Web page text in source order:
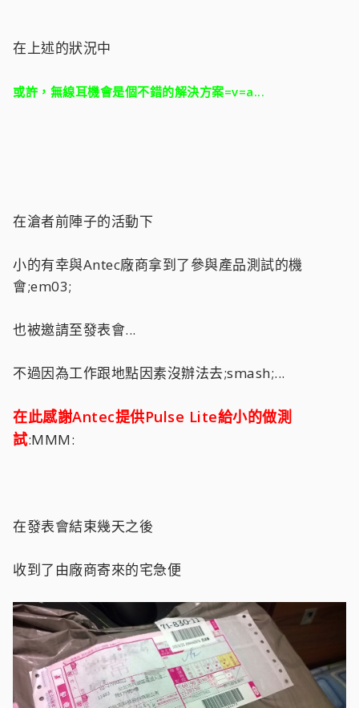
在上述的狀況中
或許，無線耳機會是個不錯的解決方案=v=a...
在滄者前陣子的活動下
小的有幸與Antec廠商拿到了參與產品測試的機
會;em03;
也被邀請至發表會...
不過因為工作跟地點因素沒辦法去;smash;...
在此感謝Antec提供Pulse Lite給小的做測
試:MMM:
在發表會結束幾天之後
收到了由廠商寄來的宅急便